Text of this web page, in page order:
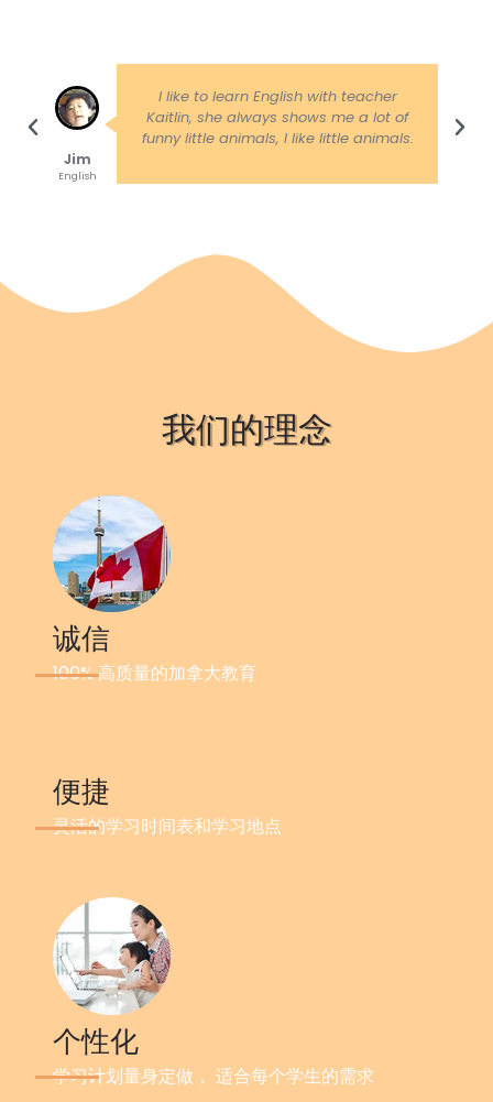
I like to learn English with teacher
Kaitlin, she always shows me a lot of
funny little animals, I like little animals.
Jim
English
我们的理念
诚信
100% 高质量的加拿大教育
便捷
灵活的学习时间表和学习地点
个性化
学习计划量身定做， 适合每个学生的需求